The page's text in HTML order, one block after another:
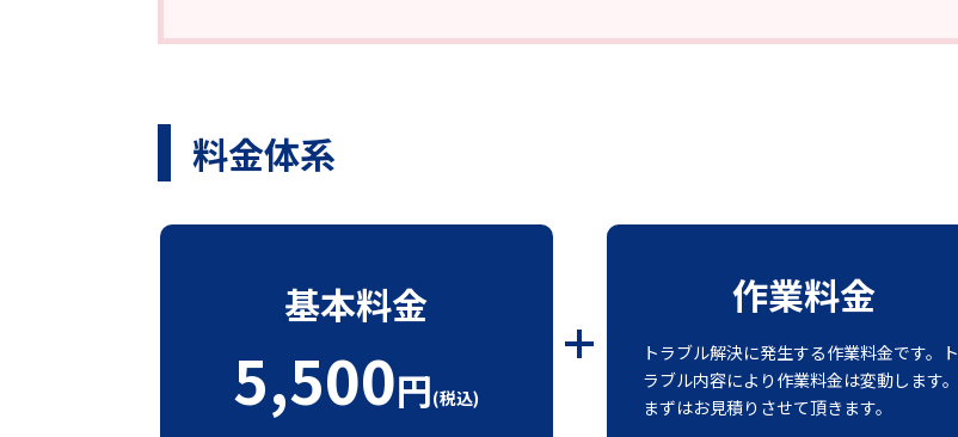
料金体系
基本料金
5,500円(税込)
作業料金
トラブル解決に発生する作業料金です。ト
ラブル内容により作業料金は変動します。
まずはお見積りさせて頂きます。